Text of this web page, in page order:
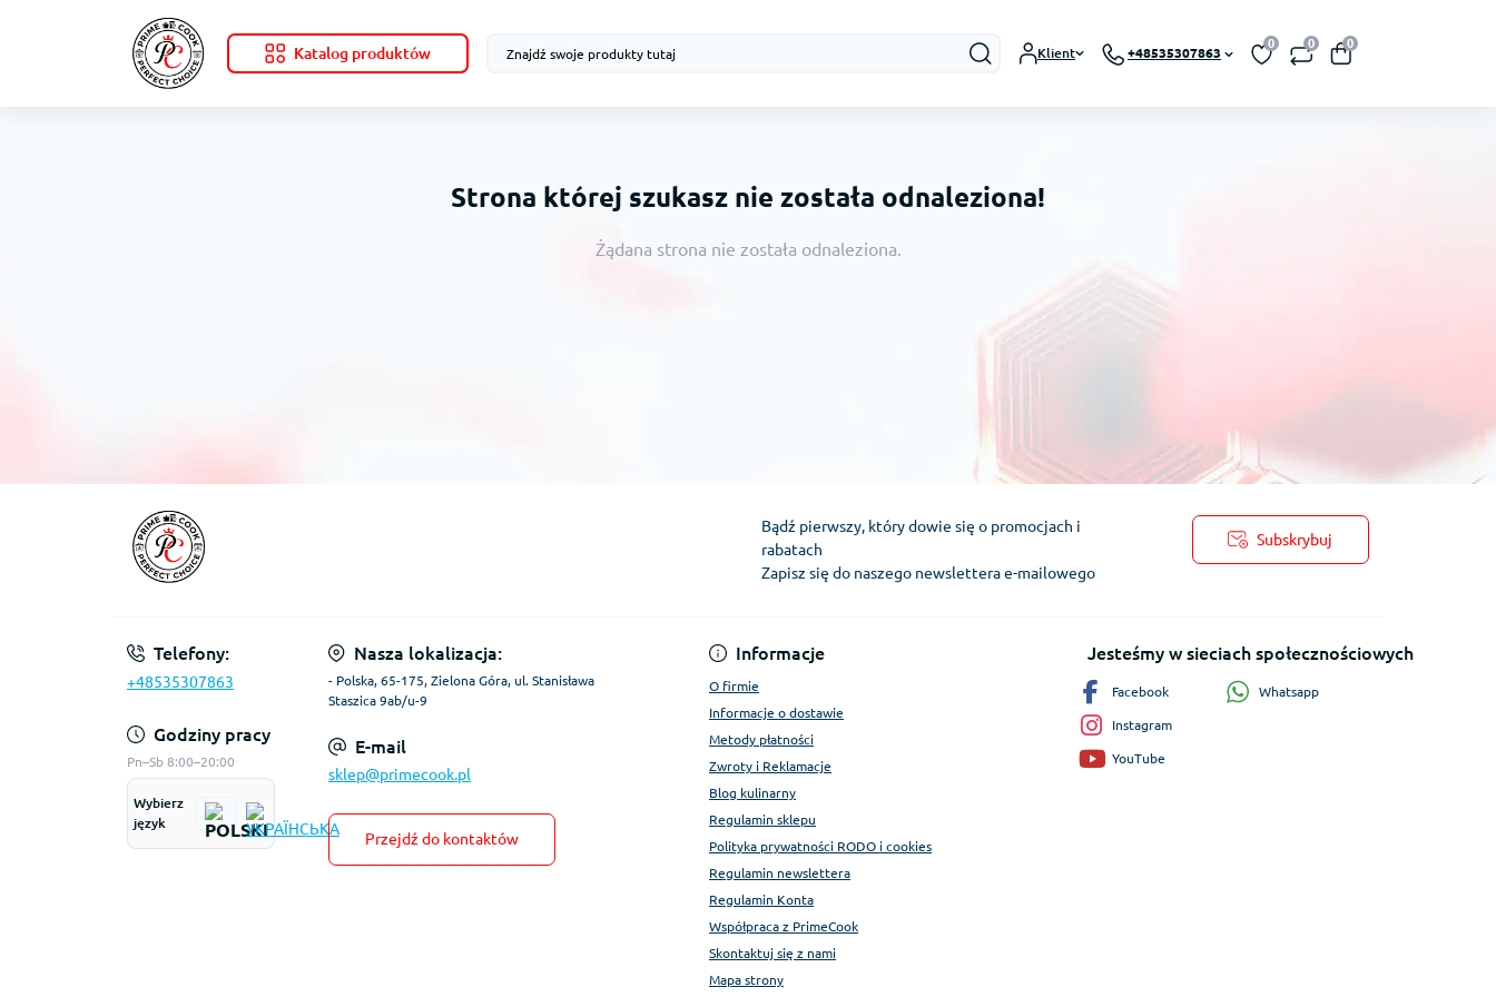
Katalog produktów Klient +48535307863
0 0 0
Strona której szukasz nie została odnaleziona!
Żądana strona nie została odnaleziona.
Bądź pierwszy, który dowie się o promocjach i
rabatach
Zapisz się do naszego newslettera e-mailowego
Subskrybuj
Regulamin Konta
Telefony:
+48535307863
Godziny pracy
Pn–Sb 8:00–20:00
Wybierz
język
Nasza lokalizacja:
- Polska, 65-175, Zielona Góra, ul. Stanisława
Staszica 9ab/u-9
E-mail
sklep@primecook.pl
Przejdź do kontaktów
Informacje
O firmie
Informacje o dostawie
Metody płatności
Zwroty i Reklamacje
Blog kulinarny
Regulamin sklepu
Polityka prywatności RODO i cookies
Regulamin newslettera
Regulamin Konta
Współpraca z PrimeCook
Skontaktuj się z nami
Mapa strony
Jesteśmy w sieciach społecznościowych
Facebook
Instagram
YouTube
Whatsapp